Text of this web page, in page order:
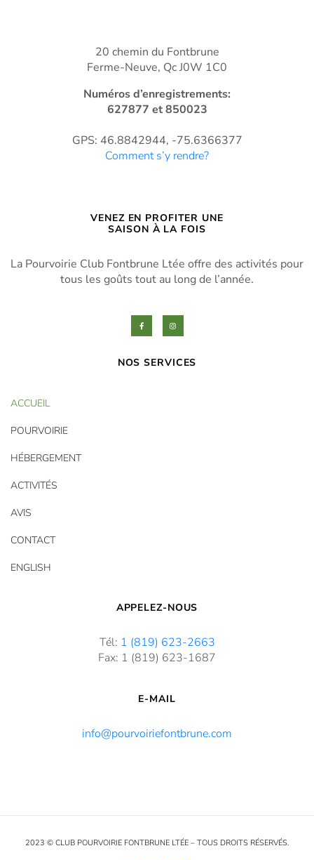
20 chemin du Fontbrune
Ferme-Neuve, Qc J0W 1C0
Numéros d’enregistrements:
627877 et 850023
GPS: 46.8842944, -75.6366377
Comment s’y rendre?
VENEZ EN PROFITER UNE
SAISON À LA FOIS
La Pourvoirie Club Fontbrune Ltée offre des activités pour
tous les goûts tout au long de l’année.
NOS SERVICES
ACCUEIL
POURVOIRIE
HÉBERGEMENT
ACTIVITÉS
AVIS
CONTACT
ENGLISH
APPELEZ-NOUS
Tél: 1 (819) 623-2663
Fax: 1 (819) 623-1687
E-MAIL
info@pourvoiriefontbrune.com
2023 © CLUB POURVOIRIE FONTBRUNE LTÉE – TOUS DROITS RÉSERVÉS.